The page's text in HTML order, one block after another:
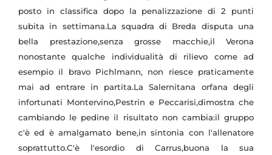
posto in classifica dopo la penalizzazione di 2 punti
subita in settimana.La squadra di Breda disputa una
bella prestazione,senza grosse macchie,il Verona
nonostante qualche individualità di rilievo come ad
esempio il bravo Pichlmann, non riesce praticamente
mai ad entrare in partita.La Salernitana orfana degli
infortunati Montervino,Pestrin e Peccarisi,dimostra che
cambiando le pedine il risultato non cambia:il gruppo
c'è ed è amalgamato bene,in sintonia con l'allenatore
soprattutto.C'è l'esordio di Carrus,buona la sua